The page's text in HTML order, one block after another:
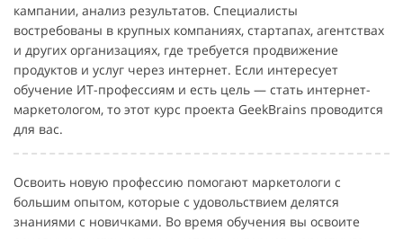
кампании, анализ результатов. Специалисты
востребованы в крупных компаниях, стартапах, агентствах
и других организациях, где требуется продвижение
продуктов и услуг через интернет. Если интересует
обучение ИТ-профессиям и есть цель — стать интернет-
маркетологом, то этот курс проекта GeekBrains проводится
для вас.
Освоить новую профессию помогают маркетологи с
большим опытом, которые с удовольствием делятся
знаниями с новичками. Во время обучения вы освоите